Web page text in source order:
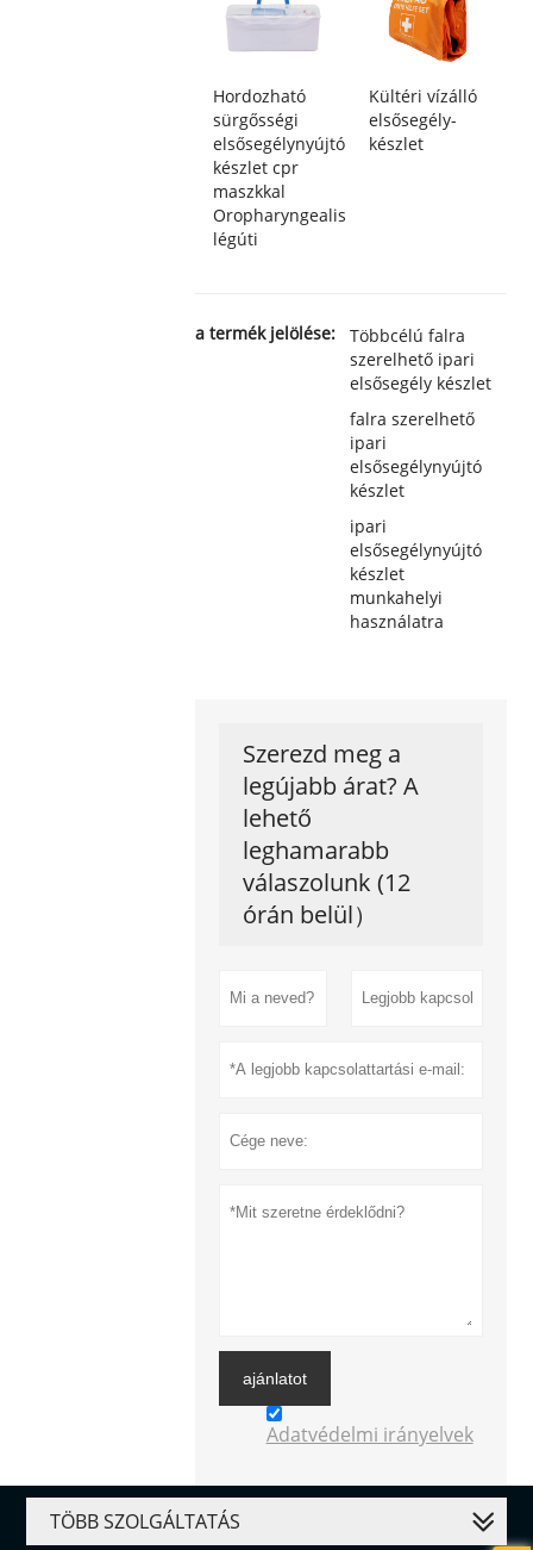
Hordozható
sürgősségi
elsősegélynyújtó
készlet cpr
maszkkal
Oropharyngealis
légúti
Kültéri vízálló
elsősegély-
készlet
a termék jelölése:
Többcélú falra
szerelhető ipari
elsősegély készlet
falra szerelhető
ipari
elsősegélynyújtó
készlet
ipari
elsősegélynyújtó
készlet
munkahelyi
használatra
Szerezd meg a
legújabb árat? A
lehető
leghamarabb
válaszolunk (12
órán belül）
ajánlatot
Adatvédelmi irányelvek
TÖBB SZOLGÁLTATÁS